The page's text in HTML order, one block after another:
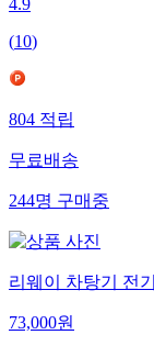
4.9
(10)
804적립
무료배송
244명구매중
리웨이 차탕기 전
73,000원